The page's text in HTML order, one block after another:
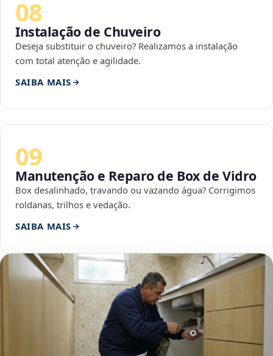
08
Instalação de Chuveiro
Deseja substituir o chuveiro? Realizamos a instalação
com total atenção e agilidade.
SAIBA MAIS
09
Manutenção e Reparo de Box de Vidro
Box desalinhado, travando ou vazando água? Corrigimos
roldanas, trilhos e vedação.
SAIBA MAIS